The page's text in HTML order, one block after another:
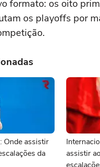
formato: os oito
os playoffs por
Onde assistir
da
assistir